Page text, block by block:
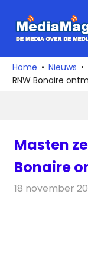
naar
media
over
de
Home Nieuws
RNW Bonaire
Masten
Bonaire
18 november